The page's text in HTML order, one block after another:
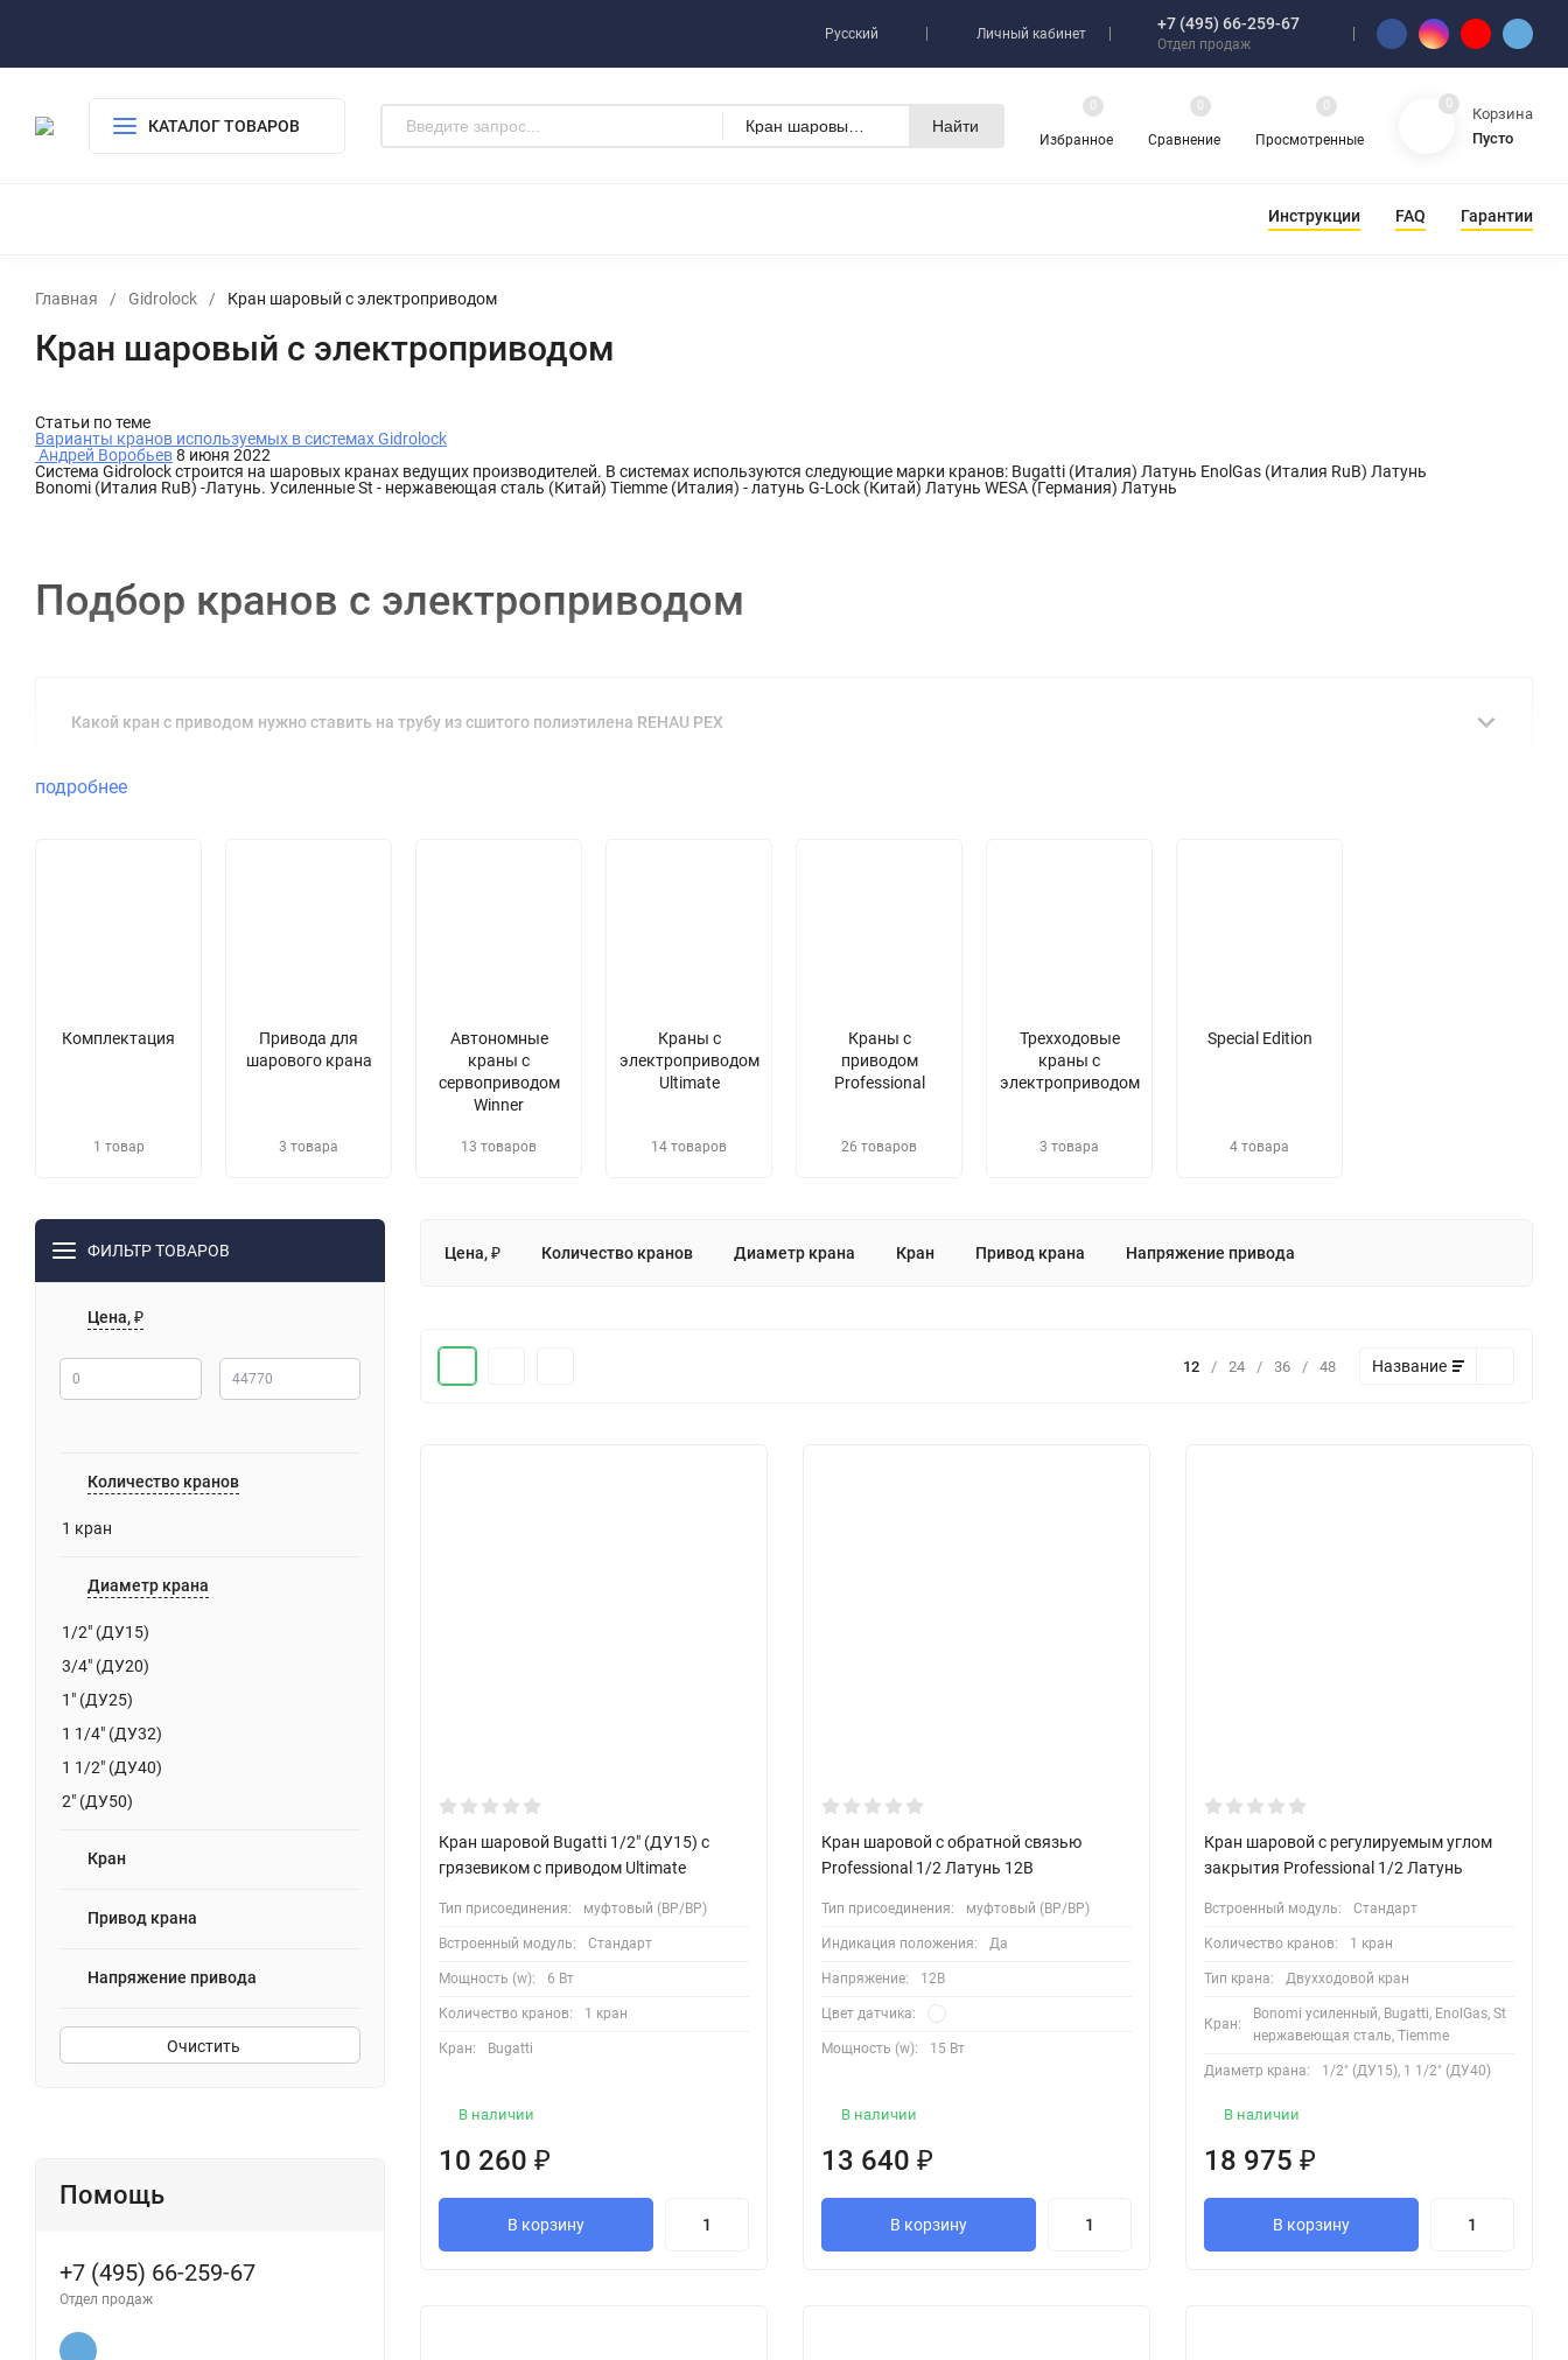
Русский Личный кабинет
+7 (495) 66-259-67
Отдел продаж
КАТАЛОГ ТОВАРОВ Найти
Избранное
0
Сравнение
0
Просмотренные
0 0
Корзина
Пусто
Инструкции FAQ Гарантии
Главная / Gidrolock / Кран шаровый с электроприводом
Кран шаровый с электроприводом
Статьи по теме
Варианты кранов используемых в системах Gidrolock
Андрей Воробьев8 июня 2022
Система Gidrolock строится на шаровых кранах ведущих производителей. В системах используются следующие марки кранов: Bugatti (Италия) Латунь EnolGas (Италия RuB) Латунь
Bonomi (Италия RuB) -Латунь. Усиленные St - нержавеющая сталь (Китай) Tiemme (Италия) - латунь G-Lock (Китай) Латунь WESA (Германия) Латунь
Подбор кранов с электроприводом
Какой кран с приводом нужно ставить на трубу из сшитого полиэтилена REHAU PEX
подробнее
Комплектация
1 товар
Привода для
шарового крана
3 товара
Автономные
краны с
сервоприводом
Winner
13 товаров
Краны с
электроприводом
Ultimate
14 товаров
Краны с
приводом
Professional
26 товаров
Трехходовые
краны с
электроприводом
3 товара
Special Edition
4 товара
ФИЛЬТР ТОВАРОВ
Цена, ₽
Количество кранов
1 кран
Диаметр крана
1/2" (ДУ15)
3/4" (ДУ20)
1" (ДУ25)
1 1/4" (ДУ32)
1 1/2" (ДУ40)
2" (ДУ50)
Кран
Привод крана
Напряжение привода
Очистить
Помощь
+7 (495) 66-259-67
Отдел продаж
Цена, ₽ Количество кранов Диаметр крана Кран Привод крана Напряжение привода
12 / 24 / 36 / 48 Название
Кран шаровой Bugatti 1/2" (ДУ15) с
грязевиком с приводом Ultimate
Тип присоединения: муфтовый (ВР/ВР)
Встроенный модуль: Стандарт
Мощность (w): 6 Вт
Количество кранов: 1 кран
Кран: Bugatti
В наличии
10 260 ₽
В корзину
Кран шаровой с обратной связью
Professional 1/2 Латунь 12В
Тип присоединения: муфтовый (ВР/ВР)
Индикация положения: Да
Напряжение: 12В
Цвет датчика:
Мощность (w): 15 Вт
В наличии
13 640 ₽
В корзину
Кран шаровой с регулируемым углом
закрытия Professional 1/2 Латунь
Встроенный модуль: Стандарт
Количество кранов: 1 кран
Тип крана: Двухходовой кран
Кран:
Bonomi усиленный, Bugatti, EnolGas, St
нержавеющая сталь, Tiemme
Диаметр крана: 1/2" (ДУ15), 1 1/2" (ДУ40)
В наличии
18 975 ₽
В корзину